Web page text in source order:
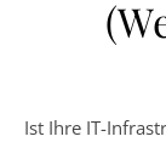
Ist Ihre IT-